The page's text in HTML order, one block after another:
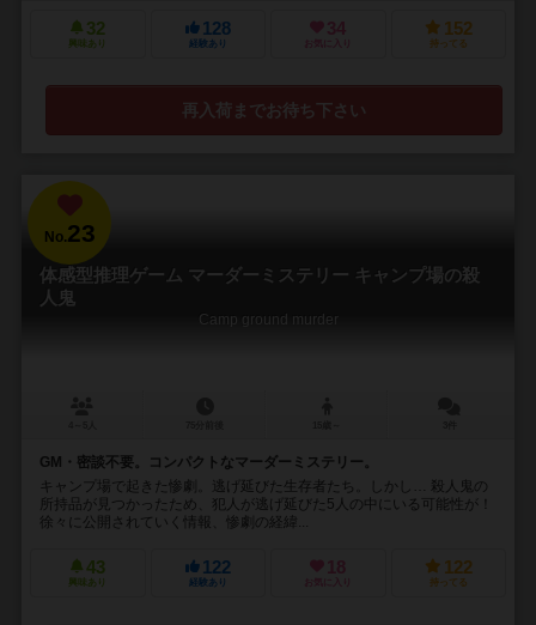
32
興味あり
128
経験あり
34
お気に入り
152
持ってる
再入荷までお待ち下さい
No.23
体感型推理ゲーム マーダーミステリー キャンプ場の殺
人鬼
Camp ground murder
GM・密談不要。コンパクトなマーダーミステリー。
キャンプ場で起きた惨劇。逃げ延びた生存者たち。しかし… 殺人鬼の
所持品が見つかったため、犯人が逃げ延びた5人の中にいる可能性が！
徐々に公開されていく情報、惨劇の経緯...
43
興味あり
122
経験あり
18
お気に入り
122
持ってる